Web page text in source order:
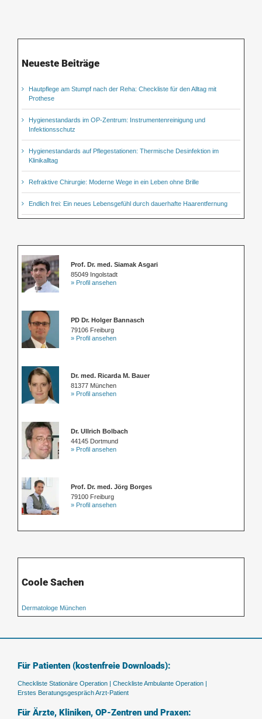
Neueste Beiträge
Hautpflege am Stumpf nach der Reha: Checkliste für den Alltag mit
Prothese
Hygienestandards im OP-Zentrum: Instrumentenreinigung und
Infektionsschutz
Hygienestandards auf Pflegestationen: Thermische Desinfektion im
Klinikalltag
Refraktive Chirurgie: Moderne Wege in ein Leben ohne Brille
Endlich frei: Ein neues Lebensgefühl durch dauerhafte Haarentfernung
Prof. Dr. med. Siamak Asgari
85049 Ingolstadt
» Profil ansehen
PD Dr. Holger Bannasch
79106 Freiburg
» Profil ansehen
Dr. med. Ricarda M. Bauer
81377 München
» Profil ansehen
Dr. Ullrich Bolbach
44145 Dortmund
» Profil ansehen
Prof. Dr. med. Jörg Borges
79100 Freiburg
» Profil ansehen
Coole Sachen
Dermatologe München
Für Patienten (kostenfreie Downloads):
Checkliste Stationäre Operation | Checkliste Ambulante Operation |
Erstes Beratungsgespräch Arzt-Patient
Für Ärzte, Kliniken, OP-Zentren und Praxen: